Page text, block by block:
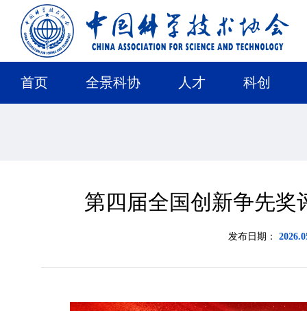
首页 全景科协 人才 科创
第四届全国创新争先奖
发布日期：